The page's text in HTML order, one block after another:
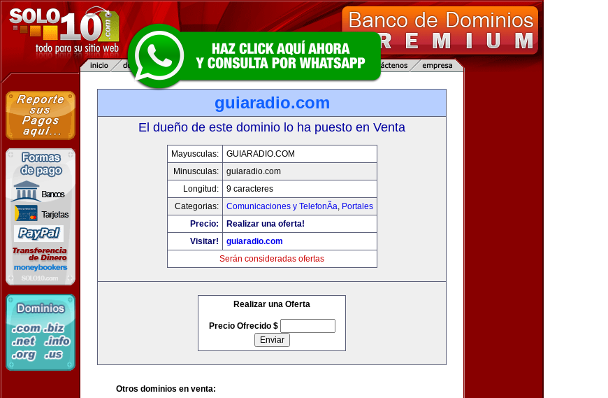
guiaradio.com
El dueño de este dominio lo ha puesto en Venta
Mayusculas:
GUIARADIO.COM
Minusculas:
guiaradio.com
Longitud:
9 caracteres
Categorias:
Comunicaciones y TelefonÃ­a, Portales
Precio:
Realizar una oferta!
Visitar!
guiaradio.com
Serán consideradas ofertas
Realizar una Oferta
Precio Ofrecido $
Otros dominios en venta: